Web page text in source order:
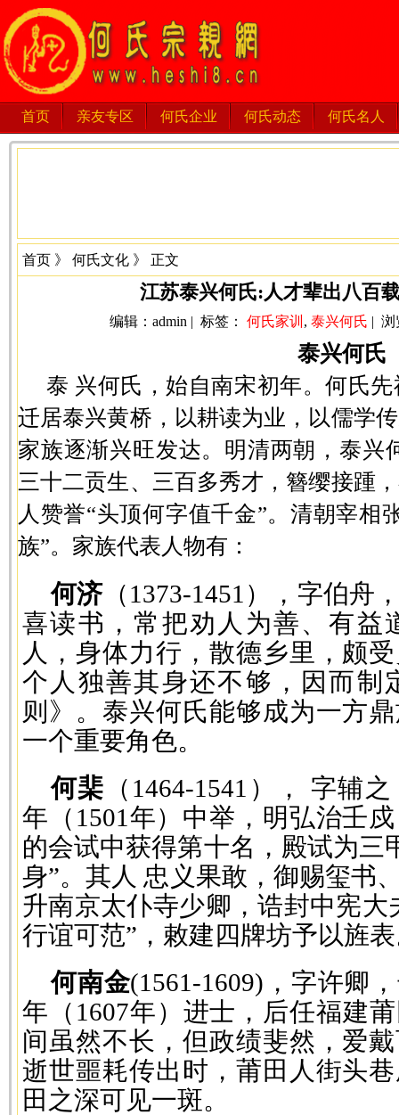
首页 亲友专区 何氏企业 何氏动态 何氏名人
首页 》 何氏文化 》 正文
江苏泰兴何氏:人才辈出八百
编辑：admin | 标签： 何氏家训 , 泰兴何氏 | 浏
泰兴何氏
泰 兴何氏，始自南宋初年。何氏
迁居泰兴黄桥，以耕读为业，以儒学
家族逐渐兴旺发达。明清两朝，泰兴
三十二贡生、三百多秀才，簪缨接踵
人赞誉“头顶何字值千金”。清朝宰相
族”。家族代表人物有：
何济（1373-1451），字伯舟
喜读书，常把劝人为善、有益
人，身体力行，散德乡里，颇
个人独善其身还不够，因而制
则》。泰兴何氏能够成为一方
一个重要角色。
何棐 （1464-1541）， 字辅
年（1501年）中举，明弘治壬
的会试中获得第十名，殿试为三
身”。其人 忠义果敢，御赐玺书
升南京太仆寺少卿，诰封中宪大
行谊可范”，敕建四牌坊予以旌
何南金(1561-1609)，字许卿
年（1607年）进士，后任福建
间虽然不长，但政绩斐然，爱
逝世噩耗传出时，莆田人街头
田之深可见一斑。